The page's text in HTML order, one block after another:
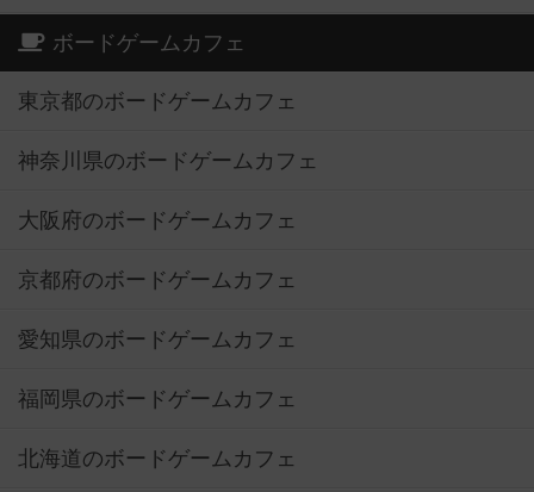
ボードゲームカフェ
東京都のボードゲームカフェ
神奈川県のボードゲームカフェ
大阪府のボードゲームカフェ
京都府のボードゲームカフェ
愛知県のボードゲームカフェ
福岡県のボードゲームカフェ
北海道のボードゲームカフェ